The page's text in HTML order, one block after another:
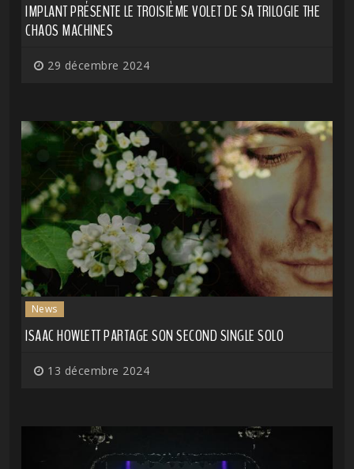
IMPLANT PRÉSENTE LE TROISIÈME VOLET DE SA TRILOGIE THE
CHAOS MACHINES
29 décembre 2024
News
ISAAC HOWLETT PARTAGE SON SECOND SINGLE SOLO
13 décembre 2024